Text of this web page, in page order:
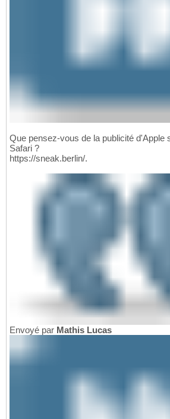
Que pensez-vous de la publicité d'Apple
Safari ?
https://sneak.berlin/.
Envoyé par Mathis Lucas